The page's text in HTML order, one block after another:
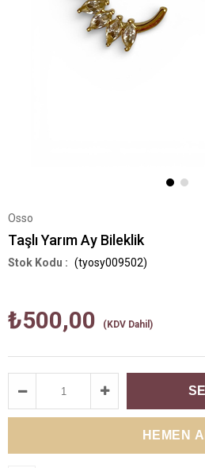
Osso
Taşlı Yarım Ay Bileklik
(tyosy009502)
₺500,00 (KDV Dahil)